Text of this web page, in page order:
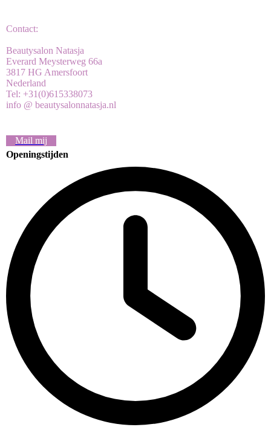
Contact:
Beautysalon Natasja
Everard Meysterweg 66a
3817 HG Amersfoort
Nederland
Tel: +31(0)615338073
info @ beautysalonnatasja.nl
Mail mij
Openingstijden